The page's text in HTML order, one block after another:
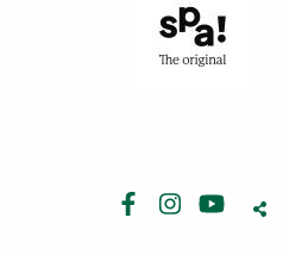
Facebook
Instagram
Youtube